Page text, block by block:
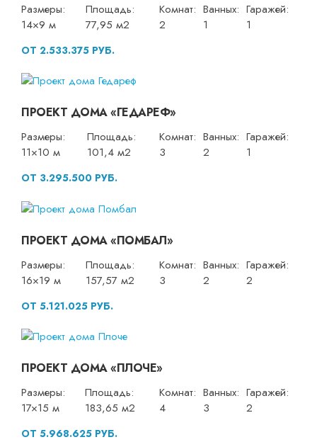
Размеры:
14×9 м
Площадь:
77,95 м2
Комнат:
2
Ванных:
1
Гаражей:
1
ОТ 2.533.375 РУБ.
ПРОЕКТ ДОМА «ГЕДАРЕФ»
Размеры:
11×10 м
Площадь:
101,4 м2
Комнат:
3
Ванных:
2
Гаражей:
1
ОТ 3.295.500 РУБ.
ПРОЕКТ ДОМА «ПОМБАЛ»
Размеры:
16×19 м
Площадь:
157,57 м2
Комнат:
3
Ванных:
2
Гаражей:
2
ОТ 5.121.025 РУБ.
ПРОЕКТ ДОМА «ПЛОЧЕ»
Размеры:
17×15 м
Площадь:
183,65 м2
Комнат:
4
Ванных:
3
Гаражей:
2
ОТ 5.968.625 РУБ.